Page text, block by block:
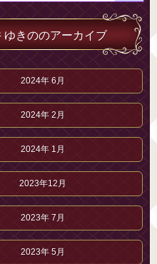
ゆきののアーカイブ
2024年 6月
2024年 2月
2024年 1月
2023年12月
2023年 7月
2023年 5月